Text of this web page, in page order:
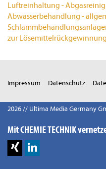
Luftreinhaltung -
Abwasserbehandlung -
zur Lösemittelrückgewinnung
Impressum Datenschutz
2026 // Ultima Media Germany
Mit CHEMIE TECHNIK